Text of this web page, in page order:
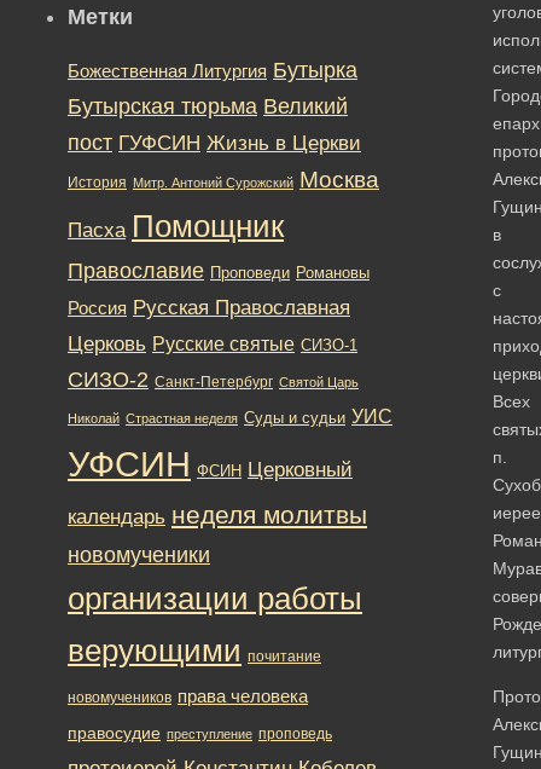
в
с
Всех
п.
Метки
Божественная Литургия Бутырка
Бутырская тюрьма Великий
пост ГУФСИН Жизнь в Церкви
История Митр. Антоний Сурожский Москва
Пасха Помощник
Православие Проповеди Романовы
Россия Русская Православная
Церковь Русские святые СИЗО-1
СИЗО-2 Санкт-Петербург Святой Царь
Николай Страстная неделя Суды и судьи УИС
УФСИН ФСИН Церковный
календарь неделя молитвы
новомученики
организации работы
верующими почитание
новомучеников права человека
правосудие преступление проповедь